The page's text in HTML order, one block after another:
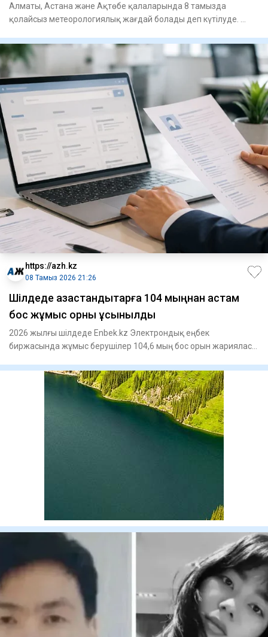
Алматы, Астана және Ақтөбе қалаларында 8 тамызда
қолайсыз метеорологиялық жағдай болады деп күтілуде.
https://azh.kz
08 Тамыз 2026 21:26
​Шілдеде қазақстандықтарға 104 мыңнан астам
бос жұмыс орны ұсынылды
2026 жылғы шілдеде Enbek.kz Электрондық еңбек
биржасында жұмыс берушілер 104,6 мың бос орын жарияласа,